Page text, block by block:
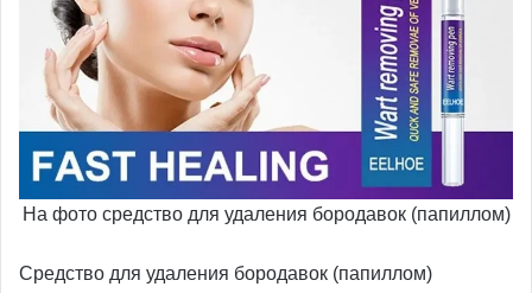
На фото средство для удаления бородавок (папиллом)
Средство для удаления бородавок (папиллом)